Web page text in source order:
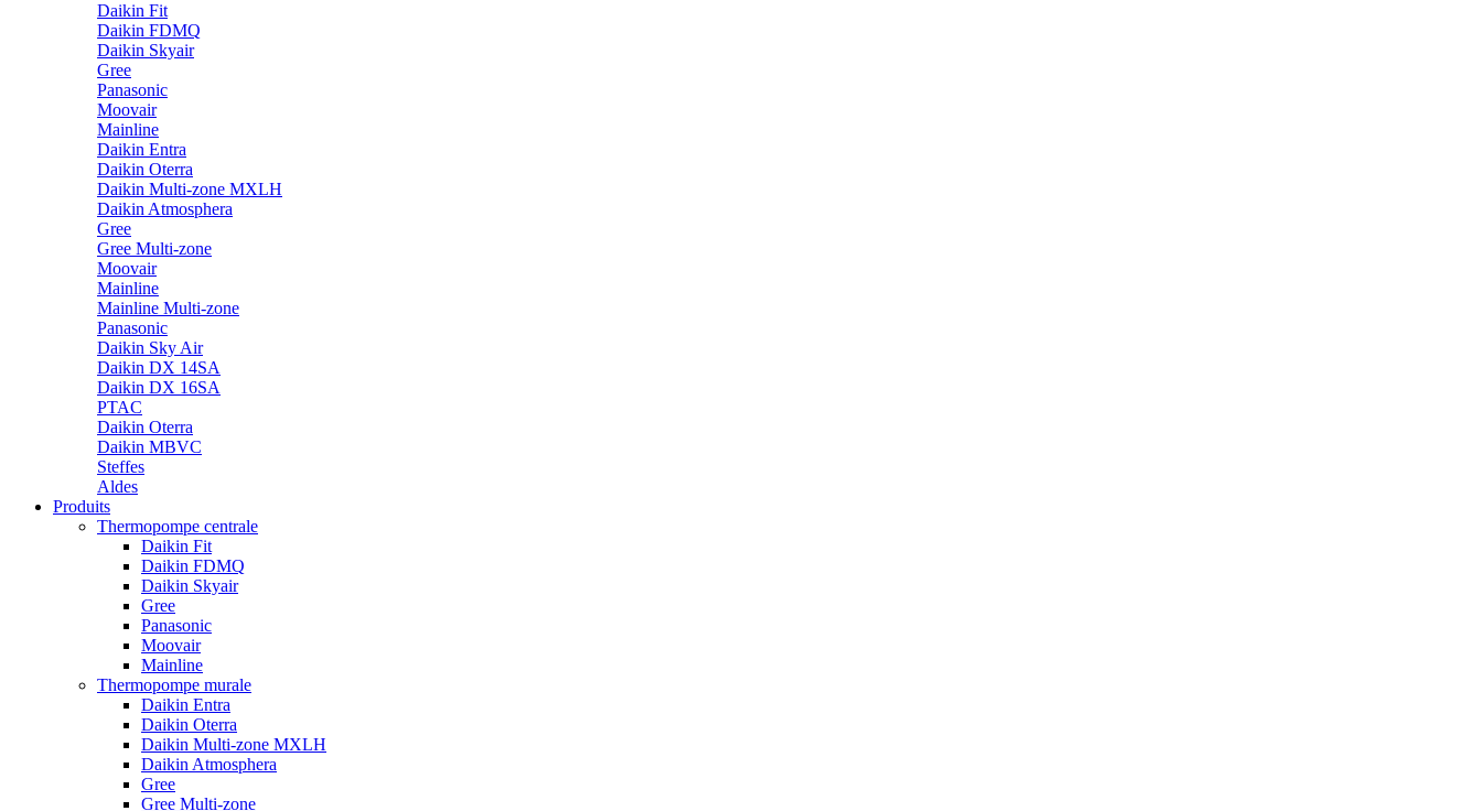
Daikin Fit
Daikin FDMQ
Daikin Skyair
Gree
Panasonic
Moovair
Mainline
Daikin Entra
Daikin Oterra
Daikin Multi-zone MXLH
Daikin Atmosphera
Gree
Gree Multi-zone
Moovair
Mainline
Mainline Multi-zone
Panasonic
Daikin Sky Air
Daikin DX 14SA
Daikin DX 16SA
PTAC
Daikin Oterra
Daikin MBVC
Steffes
Aldes
Produits
Thermopompe centrale
Daikin Fit
Daikin FDMQ
Daikin Skyair
Gree
Panasonic
Moovair
Mainline
Thermopompe murale
Daikin Entra
Daikin Oterra
Daikin Multi-zone MXLH
Daikin Atmosphera
Gree
Gree Multi-zone